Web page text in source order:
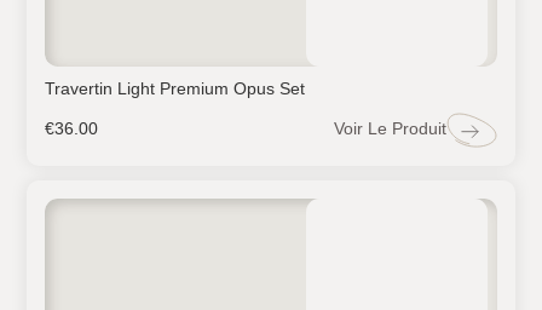
Travertin Light Premium Opus Set
€36.00 Voir Le Produit